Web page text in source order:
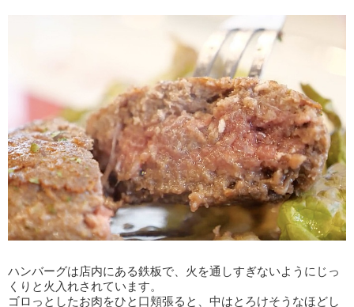
ハンバーグは店内にある鉄板で、火を通しすぎないようにじっ
くりと火入れされています。
ゴロっとしたお肉をひと口頬張ると、中はとろけそうなほどし